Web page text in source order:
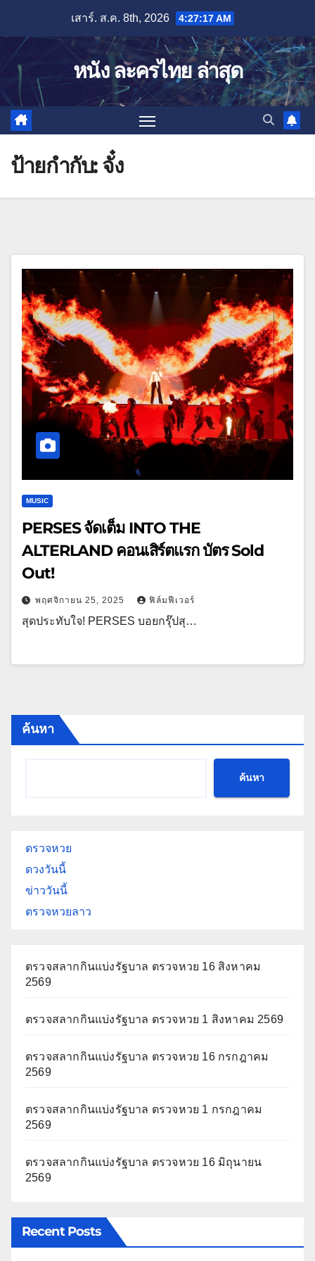
content
เสาร์. ส.ค. 8th, 2026 4:27:17 AM
หนัง ละครไทย ล่าสุด
ป้ายกำกับ:จั๋ง
MUSIC
PERSES จัดเต็ม INTO THE
ALTERLAND คอนเสิร์ตแรก บัตร Sold
Out!
พฤศจิกายน 25, 2025 ฟิล์มฟีเวอร์
สุดประทับใจ! PERSES บอยกรุ๊ปสุ…
ค้นหา
ค้นหา
ตรวจหวย
ดวงวันนี้
ข่าววันนี้
ตรวจหวยลาว
ตรวจสลากกินแบ่งรัฐบาล ตรวจหวย 16 สิงหาคม
2569
ตรวจสลากกินแบ่งรัฐบาล ตรวจหวย 1 สิงหาคม 2569
ตรวจสลากกินแบ่งรัฐบาล ตรวจหวย 16 กรกฎาคม
2569
ตรวจสลากกินแบ่งรัฐบาล ตรวจหวย 1 กรกฎาคม
2569
ตรวจสลากกินแบ่งรัฐบาล ตรวจหวย 16 มิถุนายน
2569
Recent Posts